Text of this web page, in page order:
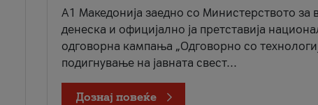
A1 Македонија заедно со Министерството за
денеска и официјално ја претставија
одговорна кампања „Одговорно со
подигнување на јавната свест...
Дознај повеќе